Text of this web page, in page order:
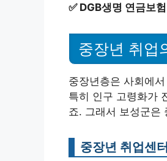
✅ DGB생명 연금보
중장년 취업
중장년층은 사회에
특히 인구 고령화가
죠. 그래서 보성군은
중장년 취업센